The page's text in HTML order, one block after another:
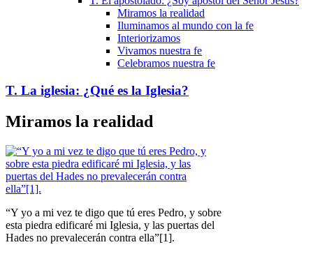
Miramos la realidad
Iluminamos al mundo con la fe
Interiorizamos
Vivamos nuestra fe
Celebramos nuestra fe
T. La iglesia: ¿Qué es la Iglesia?
Miramos la realidad
“Y yo a mi vez te digo que tú eres Pedro, y sobre
esta piedra edificaré mi Iglesia, y las puertas del
Hades no prevalecerán contra ella”[1].